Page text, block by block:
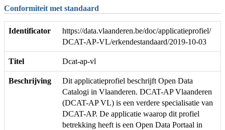
Conformiteit met standaard
Identificator
https://data.vlaanderen.be/doc/applicatieprofiel/
DCAT-AP-VL/erkendestandaard/2019-10-03
Titel Dcat-ap-vl
Beschrijving
Dit applicatieprofiel beschrijft Open Data
Catalogi in Vlaanderen. DCAT-AP Vlaanderen
(DCAT-AP VL) is een verdere specialisatie van
DCAT-AP. De applicatie waarop dit profiel
betrekking heeft is een Open Data Portaal in